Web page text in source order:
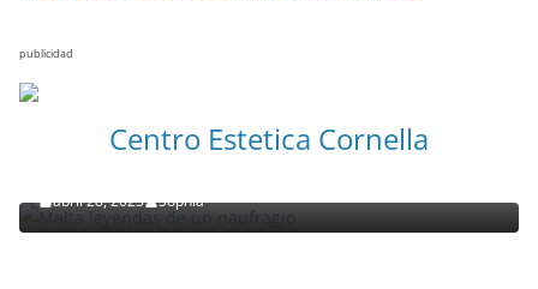
publicidad
Centro Estetica Cornella
abril 28, 2023 Sophia